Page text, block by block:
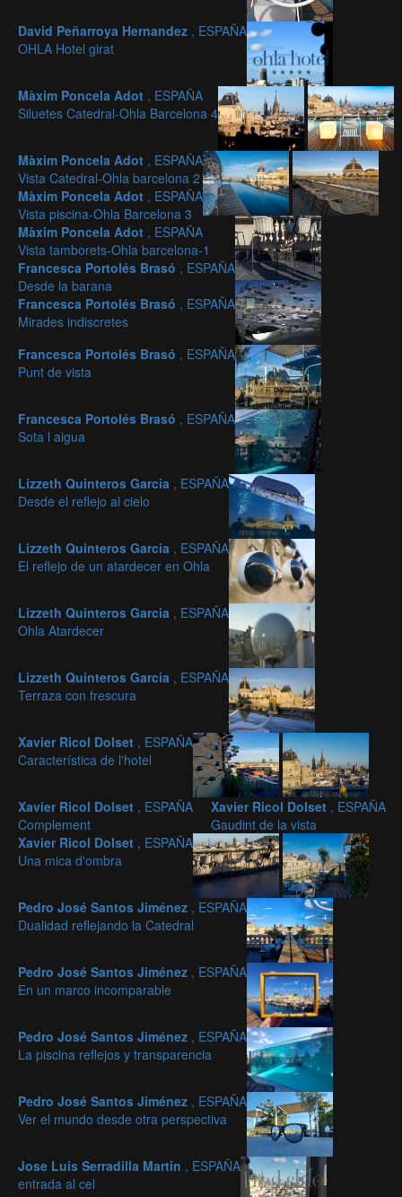
David Peñarroya Hernandez , ESPAÑA
OHLA Hotel girat
Màxim Poncela Adot , ESPAÑA
Siluetes Catedral-Ohla Barcelona 4
Màxim Poncela Adot , ESPAÑA
Vista Catedral-Ohla barcelona 2
Màxim Poncela Adot , ESPAÑA
Vista piscina-Ohla Barcelona 3
Màxim Poncela Adot , ESPAÑA
Vista tamborets-Ohla barcelona-1
Francesca Portolés Brasó , ESPAÑA
Desde la barana
Francesca Portolés Brasó , ESPAÑA
Mirades indiscretes
Francesca Portolés Brasó , ESPAÑA
Punt de vista
Francesca Portolés Brasó , ESPAÑA
Sota l aigua
Lizzeth Quinteros Garcia , ESPAÑA
Desde el reflejo al cielo
Lizzeth Quinteros Garcia , ESPAÑA
El reflejo de un atardecer en Ohla
Lizzeth Quinteros Garcia , ESPAÑA
Ohla Atardecer
Lizzeth Quinteros Garcia , ESPAÑA
Terraza con frescura
Xavier Ricol Dolset , ESPAÑA
Característica de l'hotel
Xavier Ricol Dolset , ESPAÑA
Complement
Xavier Ricol Dolset , ESPAÑA
Gaudint de la vista
Xavier Ricol Dolset , ESPAÑA
Una mica d'ombra
Pedro José Santos Jiménez , ESPAÑA
Dualidad reflejando la Catedral
Pedro José Santos Jiménez , ESPAÑA
En un marco incomparable
Pedro José Santos Jiménez , ESPAÑA
La piscina reflejos y transparencia
Pedro José Santos Jiménez , ESPAÑA
Ver el mundo desde otra perspectiva
Jose Luis Serradilla Martin , ESPAÑA
entrada al cel